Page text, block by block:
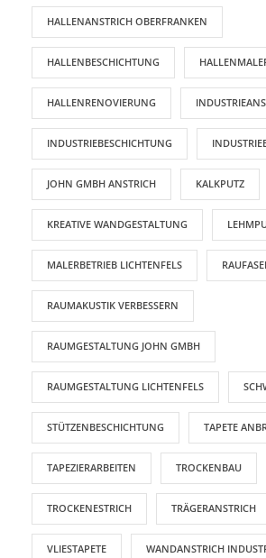
HALLENANSTRICH OBERFRANKEN
HALLENBESCHICHTUNG
HALLENRENOVIERUNG
INDUSTRIEBESCHICHTUNG
JOHN GMBH ANSTRICH KALKPUTZ
KREATIVE WANDGESTALTUNG
MALERBETRIEB LICHTENFELS
RAUMAKUSTIK VERBESSERN
RAUMGESTALTUNG JOHN GMBH
RAUMGESTALTUNG LICHTENFELS
STÜTZENBESCHICHTUNG TAPETE
TAPEZIERARBEITEN TROCKENBAU
TROCKENESTRICH TRÄGERANSTRICH
VLIESTAPETE WANDANSTRICH